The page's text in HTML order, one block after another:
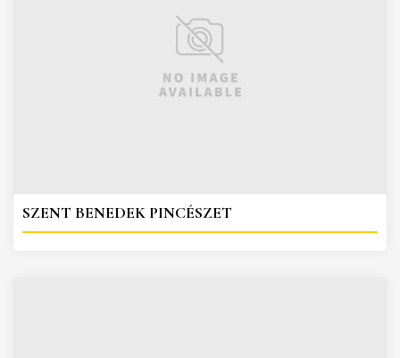
SZENT BENEDEK PINCÉSZET